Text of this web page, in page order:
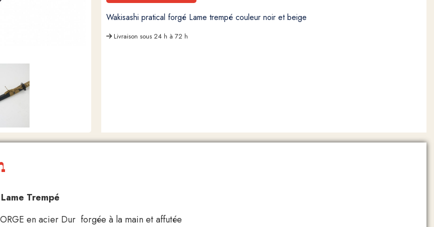
Wakisashi pratical forgé Lame trempé couleur noir et beige
Livraison sous 24 h à 72 h
Trempé
en acier Dur forgée à la main et affutée